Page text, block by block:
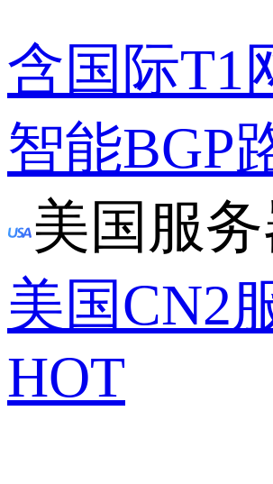
含国际T1
智能BGP
美国服
美国CN2
HOT